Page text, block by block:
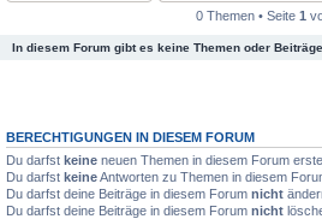
0 Themen • Seite 1
In diesem Forum gibt es keine Themen oder Beiträge.
BERECHTIGUNGEN IN DIESEM FORUM
Du darfst keine neuen Themen in diesem Forum
Du darfst keineAntworten zu Themen in diesem
Du darfst deine Beiträge in diesem Forum nicht
Du darfst deine Beiträge in diesem Forum nicht